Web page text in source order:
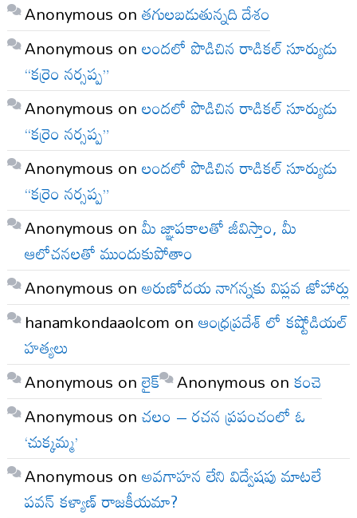
Anonymous onతగులబడుతున్నది దేశం
Anonymous onలందలో పొడిచిన రాడికల్ సూర్యుడు
“కర్రెం నర్సప్ప”
Anonymous onలందలో పొడిచిన రాడికల్ సూర్యుడు
“కర్రెం నర్సప్ప”
Anonymous onలందలో పొడిచిన రాడికల్ సూర్యుడు
“కర్రెం నర్సప్ప”
Anonymous onమీ జ్ఞాపకాలతో జీవిస్తాం, మీ
ఆలోచనలతో ముందుకుపోతాం
Anonymous onఅరుణోదయ నాగన్నకు విప్లవ జోహార్లు
hanamkondaaolcom onఆంధ్రప్రదేశ్ లో కష్టోడియల్
హత్యలు
Anonymous onలైక్ Anonymous onకంచె
Anonymous onచలం – రచన ప్రపంచంలో ఓ
‘చుక్కమ్మ’
Anonymous onఅవగాహన లేని విద్వేషపు మాటలే
పవన్ కళ్యాణ్ రాజకీయమా?